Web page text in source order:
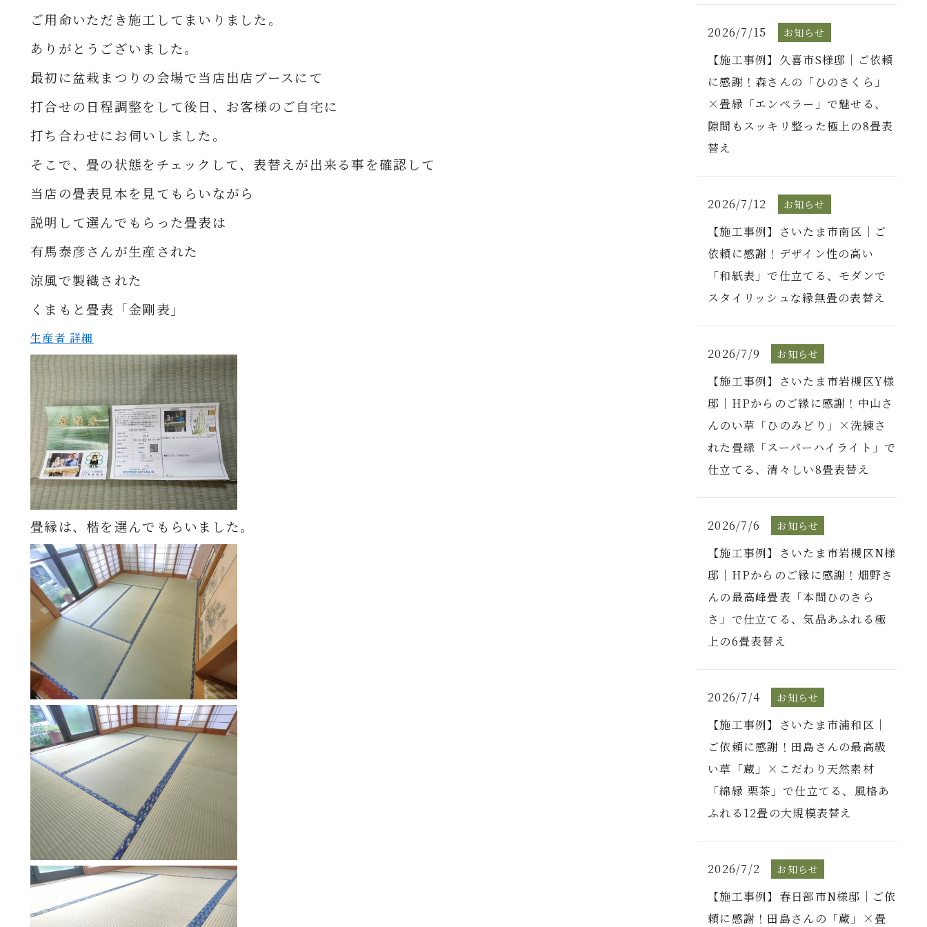
ご用命いただき施工してまいりました。
ありがとうございました。
最初に盆栽まつりの会場で当店出店ブースにて
打合せの日程調整をして後日、お客様のご自宅に
打ち合わせにお伺いしました。
そこで、畳の状態をチェックして、表替えが出来る事を確認して
当店の畳表見本を見てもらいながら
説明して選んでもらった畳表は
有馬泰彦さんが生産された
涼風で製織された
くまもと畳表「金剛表」
生産者 詳細
畳縁は、楷を選んでもらいました。
2026/7/15 お知らせ
【施工事例】久喜市S様邸｜ご依頼
に感謝！森さんの「ひのさくら」
×畳縁「エンペラー」で魅せる、
隙間もスッキリ整った極上の8畳表
替え
2026/7/12 お知らせ
【施工事例】さいたま市南区｜ご
依頼に感謝！デザイン性の高い
「和紙表」で仕立てる、モダンで
スタイリッシュな縁無畳の表替え
2026/7/9 お知らせ
【施工事例】さいたま市岩槻区Y様
邸｜HPからのご縁に感謝！中山さ
んのい草「ひのみどり」×洗練さ
れた畳縁「スーパーハイライト」で
仕立てる、清々しい8畳表替え
2026/7/6 お知らせ
【施工事例】さいたま市岩槻区N様
邸｜HPからのご縁に感謝！畑野さ
んの最高峰畳表「本間ひのさら
さ」で仕立てる、気品あふれる極
上の6畳表替え
2026/7/4 お知らせ
【施工事例】さいたま市浦和区｜
ご依頼に感謝！田島さんの最高級
い草「蔵」×こだわり天然素材
「綿縁 栗茶」で仕立てる、風格あ
ふれる12畳の大規模表替え
2026/7/2 お知らせ
【施工事例】春日部市N様邸｜ご依
頼に感謝！田島さんの「蔵」×畳